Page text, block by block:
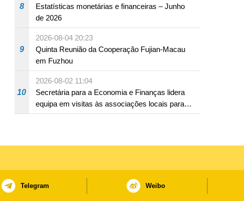
8
Estatísticas monetárias e financeiras – Junho
de 2026
9
2026-08-04 20:23
Quinta Reunião da Cooperação Fujian-Macau
em Fuzhou
10
2026-08-02 11:04
Secretária para a Economia e Finanças lidera
equipa em visitas às associações locais para
consolidar consensos e promover os trabalhos
Telegram Weibo